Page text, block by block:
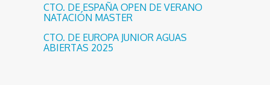
CTO. DE ESPAÑA OPEN DE VERANO
NATACIÓN MASTER
CTO. DE EUROPA JUNIOR AGUAS
ABIERTAS 2025